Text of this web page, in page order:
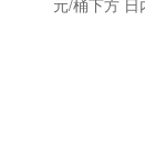
元/桶下方